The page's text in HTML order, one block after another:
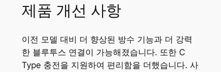
제품 개선 사항
이전 모델 대비 더 향상된 방수 기능과 더 강력
한 블루투스 연결이 가능해졌습니다. 또한 C
Type 충전을 지원하여 편리함을 더했습니다. 사